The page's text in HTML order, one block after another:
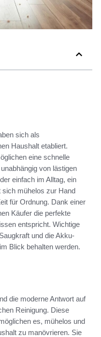
sich als
Haushalt etabliert.
eine schnelle
von lästigen
einfach im Alltag, ein
sich mühelos zur Hand
für Ordnung. Dank einer
Käufer die perfekte
entspricht. Wichtige
und die Akku-
Blick behalten werden.
die moderne Antwort auf
Reinigung. Diese
es, mühelos und
zu manövrieren. Sie